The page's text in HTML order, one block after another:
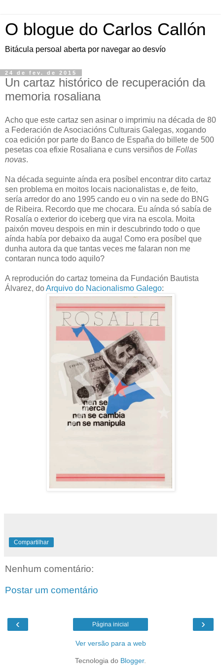
O blogue do Carlos Callón
Bitácula persoal aberta por navegar ao desvío
24 de fev. de 2015
Un cartaz histórico de recuperación da
memoria rosaliana
Acho que este cartaz sen asinar o imprimiu na década de 80
a Federación de Asociacións Culturais Galegas, xogando
coa edición por parte do Banco de España do billete de 500
pesetas coa efixie Rosaliana e cuns versiños de Follas
novas.
Na década seguinte aínda era posíbel encontrar dito cartaz
sen problema en moitos locais nacionalistas e, de feito,
sería arredor do ano 1995 cando eu o vin na sede do BNG
de Ribeira. Recordo que me chocara. Eu aínda só sabía de
Rosalía o exterior do iceberg que vira na escola. Moita
paixón moveu despois en min ir descubrindo todo o que
aínda había por debaixo da auga! Como era posíbel que
dunha autora da que tantas veces me falaran non me
contaran nunca todo aquilo?
A reprodución do cartaz tomeina da Fundación Bautista
Álvarez, doArquivo do Nacionalismo Galego:
Compartilhar
Nenhum comentário:
Postar um comentário
‹ ›
Página inicial
Ver versão para a web
Tecnologia do Blogger.